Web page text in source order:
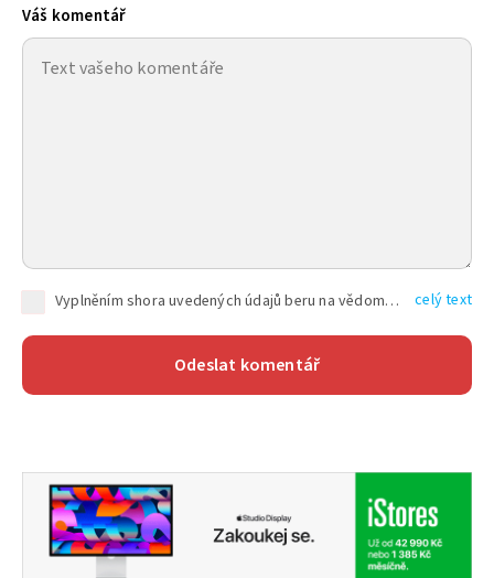
Váš komentář
Vyplněním shora uvedených údajů beru na vědomí, že společnost TEXT FACTORY s.r.o., sídlem Brno, Durďákova 336/29, Černá Pole, PSČ: 613 00, IČ: 06157831, zapsané u Krajského soudu v Brně, oddíl C, vložka 100399, bude zpracovávat mé osobní údaje uvedené v rámci mnou vyplněného registračního formuláře na základě oprávněných zájmů TEXT FACTORY s.r.o. dle čl. 6 odst. 1 písm. f) GDPR a pro splnění právních povinností (čl. 6 odst. 1 písm. c) GDPR), a to pro tyto účely: nezbytnost zajistit oprávnění návštěvníka webových stránek provozovaných společností TEXT FACTORY s.r.o. přispívat aktivně ke zveřejněným článkům nebo v rámci diskusních fór a výkon práv TEXT FACTORY s.r.o. jako administrátora těchto diskusních fór. Více informací o zpracování osobních údajů a právech lze nalézt v celý text